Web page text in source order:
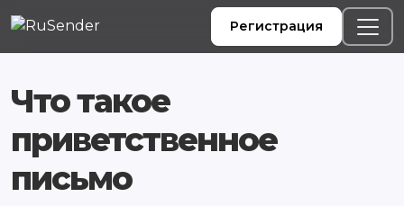
Регистрация
Что такое
приветственное
письмо